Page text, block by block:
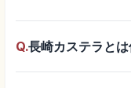
Q.長崎カステラと